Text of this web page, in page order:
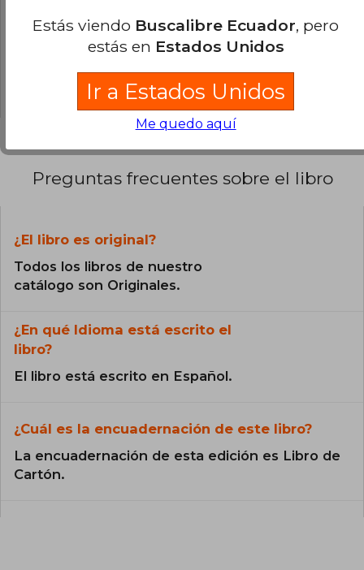
0% (0)
0% (0)
0% (0)
Preguntas frecuentes sobre el libro
¿El libro es original?
Todos los libros de nuestro
catálogo son Originales.
¿En qué Idioma está escrito el
libro?
El libro está escrito en Español.
¿Cuál es la encuadernación de este libro?
La encuadernación de esta edición es Libro de
Cartón.
Estás viendo Buscalibre Ecuador, pero
estás en Estados Unidos
Ir a Estados Unidos
Me quedo aquí